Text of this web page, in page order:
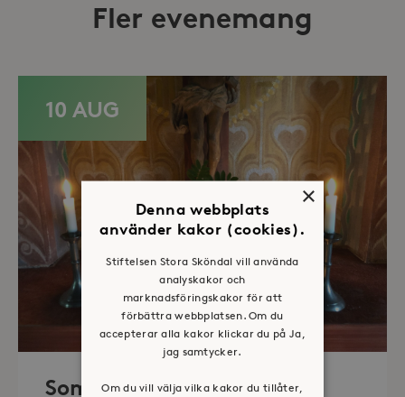
Fler evenemang
10 AUG
Sommaröppet kapell
×
Denna webbplats
använder kakor (cookies).
Stiftelsen Stora Sköndal vill använda
analyskakor och
marknadsföringskakor för att
förbättra webbplatsen. Om du
accepterar alla kakor klickar du på Ja,
jag samtycker.
Om du vill välja vilka kakor du tillåter,